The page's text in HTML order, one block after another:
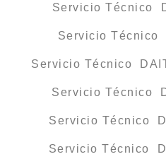
Servicio Técnico
Servicio Técnico
Servicio Técnico
Servicio Técnico
Servicio Técnico
Servicio Técnico